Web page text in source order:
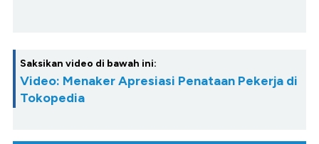
Saksikan video di bawah ini:
Video: Menaker Apresiasi Penataan Pekerja di
Tokopedia